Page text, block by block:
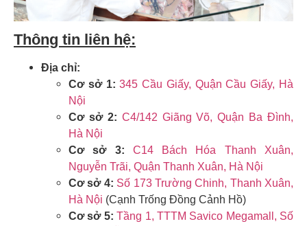
Thông tin liên hệ:
Địa chỉ:
Cơ sở 1: 345 Cầu Giấy, Quận Cầu Giấy, Hà
Nội
Cơ sở 2: C4/142 Giãng Võ, Quận Ba Đình,
Hà Nội
Cơ sở 3:
C14 Bách Hóa Thanh Xuân,
Nguyễn Trãi, Quận Thanh Xuân, Hà Nội
Cơ sở 4: Số 173 Trường Chinh, Thanh Xuân,
Hà Nội (Cạnh Trống Đồng Cảnh Hồ)
Cơ sở 5: Tầng 1, TTTM Savico Megamall, Số